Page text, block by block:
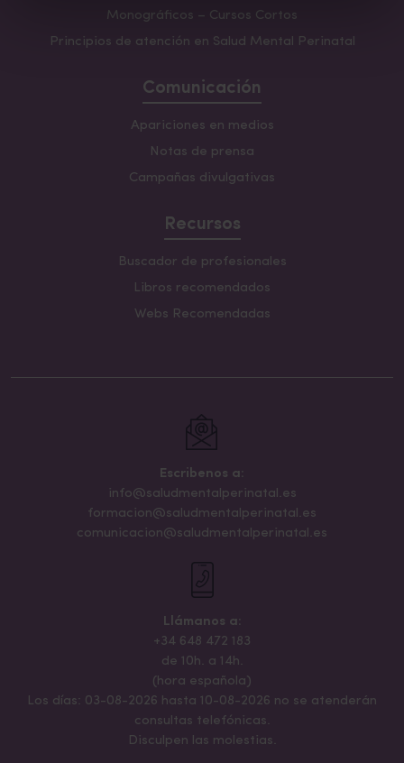
Monográficos – Cursos Cortos
Principios de atención en Salud Mental Perinatal
Comunicación
Apariciones en medios
Notas de prensa
Campañas divulgativas
Recursos
Buscador de profesionales
Libros recomendados
Webs Recomendadas
Escribenos a:
info@saludmentalperinatal.es
formacion@saludmentalperinatal.es
comunicacion@saludmentalperinatal.es
Llámanos a:
+34 648 472 183
de 10h. a 14h.
(hora española)
Los días: 03-08-2026 hasta 10-08-2026 no se atenderán
consultas telefónicas.
Disculpen las molestias.